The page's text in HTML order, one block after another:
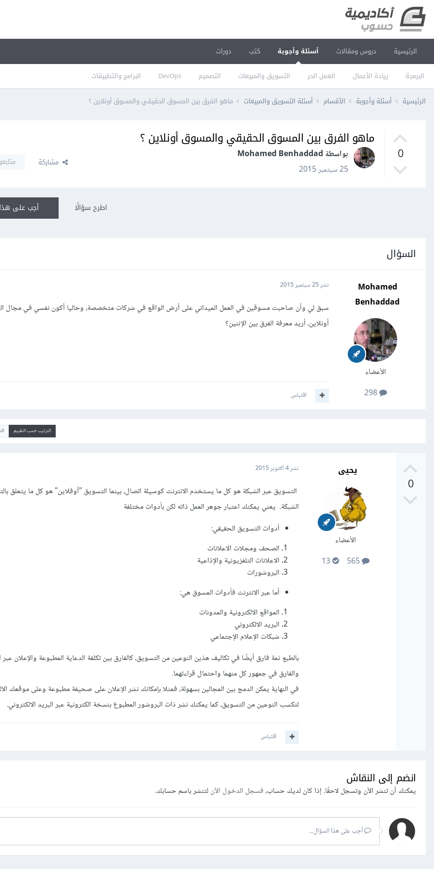
الرئيسية دروس ومقالات أسئلة وأجوبة
البرمجة ريادة الأعمال العمل الحر التسويق والمبيعات التصميم DevOps البرامج والتطبيقات
كتب دورات
الرئيسية أسئلة وأجوبة الأقسام أسئلة التسويق والمبيعات ماهو الفرق بين المسوق الحقيقي والمسوق أونلاين ؟
0
ماهو الفرق بين المسوق الحقيقي والمسوق أونلاين ؟
بواسطة Mohamed Benhaddad
25 سبتمبر 2015
مشاركة
أجب على اطرح سؤالًا
السؤال
Mohamed
Benhaddad
الأعضاء
298
نشر25 سبتمبر 2015
سبق لي وأن صاحبت مسوقين في العمل الميداني على أرض الواقع في شركات متخصصة، وحاليا أكون نفسي في مجال
أونلاين، أريد معرفة الفرق بين الإثنين؟
اقتباس
الترتيب حسب التقييم
0
يحيى
الأعضاء
565
13
نشر4 أكتوبر 2015
التسويق عبر الشبكة هو كل ما يستخدم الانترنت كوسيلة اتصال، بينما التسويق "أوفلاين" هو كل ما يتعلق
الشبكة. يعني يمكنك اعتبار جوهر العمل ذاته لكن بأدوات مختلفة
أدوات التسويق الحقيقي:
الصحف ومجلات الاعلانات
الاعلانات التلفزيونية والإذاعية
البروشورات
أما عبر الانترنت فأدوات المسوق هي:
المواقع الالكترونية والمدونات
البريد الالكتروني
شبكات الإعلام الإجتماعي
بالطبع ثمة فارق أيضًا في تكاليف هذين النوعين من التسويق، كالفارق بين تكلفة الدعاية المطبوعة والإعلان عبر
والفارق في جمهور كل منهما واحتمال قراءتهما.
في النهاية يمكن الدمج بين المجالين بسهولة، فمثلا بإمكانك نشر الإعلان على صحيفة مطبوعة وعلى موقعك
لتكسب النوعين من التسويق، كما يمكنك نشر ذات البروشور المطبوع بنسخة الكترونية عبر البريد الالكتروني.
اقتباس
انضم إلى النقاش
يمكنك أن تنشر الآن وتسجل لاحقًا. إذا كان لديك حساب،فسجل الدخول الآنلتنشر باسم حسابك.
أجب على هذا السؤال...